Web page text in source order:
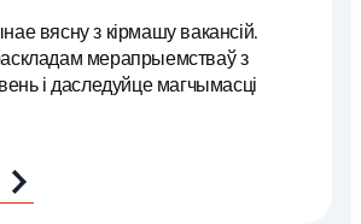
вясну з кірмашу вакансій.
мерапрыемстваў з
і даследуйце магчымасці